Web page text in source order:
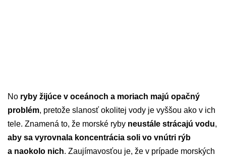
No ryby žijúce v oceánoch a moriach majú opačný
problém, pretože slanosť okolitej vody je vyššou ako v ich
tele. Znamená to, že morské ryby neustále strácajú vodu,
aby sa vyrovnala koncentrácia soli vo vnútri rýb
a naokolo nich. Zaujímavosťou je, že v prípade morských